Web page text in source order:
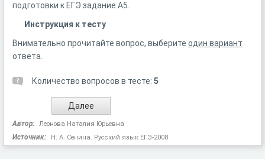
подготовки к ЕГЭ задание А5.
Инструкция к тесту
Внимательно прочитайте вопрос, выберите один вариант
ответа.
Количество вопросов в тесте: 5
Автор: Леонова Наталия Юрьевна
Источник: Н. А. Сенина. Русский язык ЕГЭ-2008